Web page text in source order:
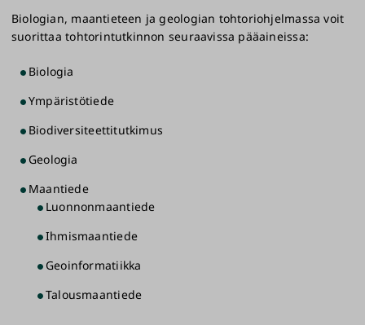
Biologian, maantieteen ja geologian tohtoriohjelmassa voit
suorittaa tohtorintutkinnon seuraavissa pääaineissa:
Biologia
Ympäristötiede
Biodiversiteettitutkimus
Geologia
Maantiede
Luonnonmaantiede
Ihmismaantiede
Geoinformatiikka
Talousmaantiede